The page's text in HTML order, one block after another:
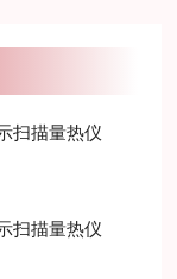
扫描量热仪
扫描量热仪